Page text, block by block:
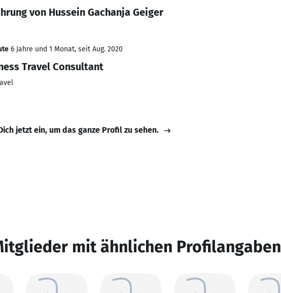
von Hussein Gachanja Geiger
6 Jahre und 1 Monat, seit Aug. 2020
Travel Consultant
jetzt ein, um das ganze Profil zu sehen.
mit ähnlichen Profilangaben